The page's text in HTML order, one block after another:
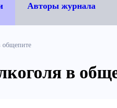
Авторы журнала
общепите
в